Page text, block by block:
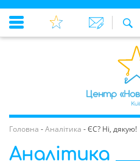
Головна -Аналітика -ЄС? Ні, дякую!
Аналітика